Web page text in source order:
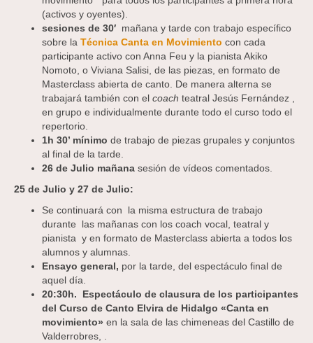
(activos y oyentes).
sesiones de 30′ mañana y tarde con trabajo específico
sobre la Técnica Canta en Movimiento con cada
participante activo con Anna Feu y la pianista Akiko
Nomoto, o Viviana Salisi, de las piezas, en formato de
Masterclass abierta de canto. De manera alterna se
trabajará también con el coach teatral Jesús Fernández ,
en grupo e individualmente durante todo el curso todo el
repertorio.
1h 30’ mínimo de trabajo de piezas grupales y conjuntos
al final de la tarde.
26 de Julio mañana sesión de vídeos comentados.
25 de Julio y 27 de Julio:
Se continuará con la misma estructura de trabajo
durante las mañanas con los coach vocal, teatral y
pianista y en formato de Masterclass abierta a todos los
alumnos y alumnas.
Ensayo general, por la tarde, del espectáculo final de
aquel día.
20:30h. Espectáculo de clausura de los participantes
del Curso de Canto Elvira de Hidalgo «Canta en
movimiento» en la sala de las chimeneas del Castillo de
Valderrobres, .